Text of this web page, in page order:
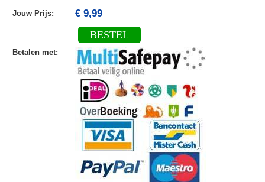
Jouw Prijs: € 9,99
BESTEL
Betalen met: